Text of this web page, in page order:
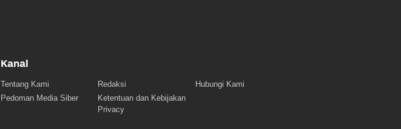
Kanal
Tentang Kami Redaksi
Hubungi Kami
Pedoman Media Siber
Ketentuan dan Kebijakan
Privacy